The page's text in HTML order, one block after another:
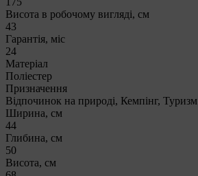
Висота в робочому вигляді, см
43
Гарантія, міс
24
Матеріал
Поліестер
Призначення
Відпочинок на природі, Кемпінг, Туризм
Ширина, см
44
Глибина, см
50
Висота, см